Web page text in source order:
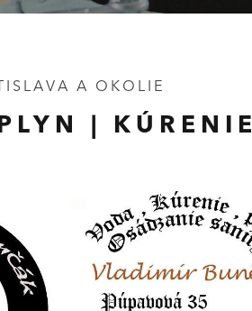
A OKOLIE
| KÚRENIE